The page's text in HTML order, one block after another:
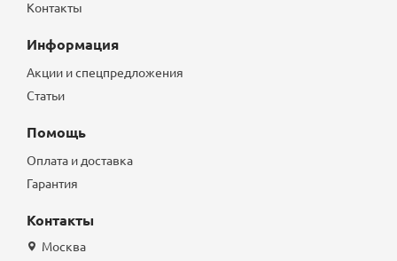
Контакты
Информация
Акции и спецпредложения
Статьи
Помощь
Оплата и доставка
Гарантия
Контакты
Москва